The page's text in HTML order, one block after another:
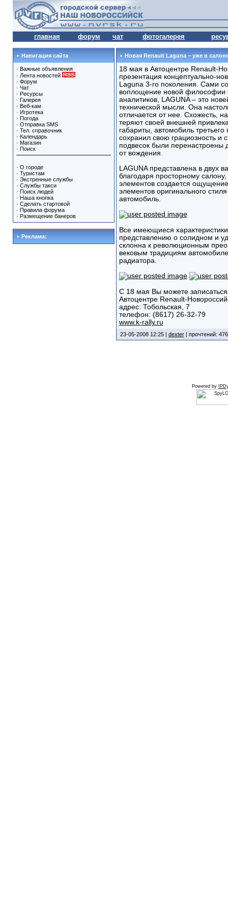
главная форум чат фотогалерея
Навигация сайта
· Важные объявления
· Лента новостей
· Форум
· Чат
· Ресурсы
· Галерея
· Веб-кам
· Игротека
· Погода
· Отправка SMS
· Тел. справочник
· Календарь
· Магазин
· Поиск
· О городе
· Туристам
· Экстренные службы
· Службы такси
· Поиск людей
· Наша кнопка
· Сделать стартовой
· Правила форума
· Размещение банеров
Реклама:
Новая Renault Laguna – уже в
18 мая в Автоцентре Renault-
презентация концептуально-
Laguna 3-го поколения. Сами
воплощение новой
аналитиков, LAGUNA – это
технической мысли. Она
отличается от нее. Схожесть,
теряют своей внешней
габариты, автомобиль третьего
сохранил свою грациозность и
подвесок были перенастроены
от вождения.
LAGUNA представлена в двух
благодаря просторному
элементов создается
элементов оригинального
автомобиль.
Все имеющиеся
представлению о солидном и
склонна к революционным
вековым традициям
радиатора.
С 18 мая Вы можете записаться
Автоцентре Renault-
адрес: Тобольская, 7
телефон: (8617) 26-32-79
www.k-rally.ru
23-05-2008 12:25 | dexter| прочтений:
Powered by